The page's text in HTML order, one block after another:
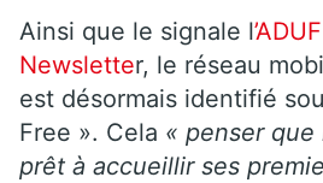
Ainsi que le signale l
Newsletter, le réseau
est désormais identifié
Free ». Cela « penser
prêt à accueillir ses